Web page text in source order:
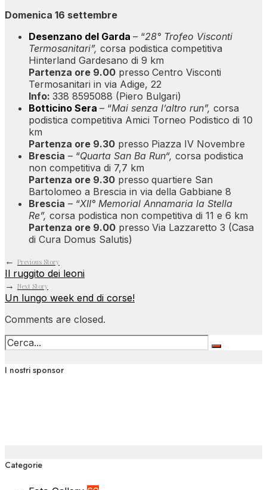
Domenica 16 settembre
Desenzano del Garda – “28° Trofeo Visconti
Termosanitari”, corsa podistica competitiva
Hinterland Gardesano di 9 km
Partenza ore 9.00 presso Centro Visconti
Termosanitari in via Adige, 22
Info: 338 8595088 (Piero Bulgari)
Botticino Sera – “Mai senza l’altro run”, corsa
podistica competitiva Amici Torneo Podistico di 10
km
Partenza ore 9.30 presso Piazza IV Novembre
Brescia – “Quarta San Ba Run“, corsa podistica
non competitiva di 7,7 km
Partenza ore 9.30 presso quartiere San
Bartolomeo a Brescia in via della Gabbiane 8
Brescia – “XII° Memorial Annamaria la Stella
Re”, corsa podistica non competitiva di 11 e 6 km
Partenza ore 9.00 presso Via Lazzaretto 3 (Casa
di Cura Domus Salutis)
← Previous Story
Il ruggito dei leoni
→ Next Story
Un lungo week end di corse!
Comments are closed.
I nostri sponsor
Categorie